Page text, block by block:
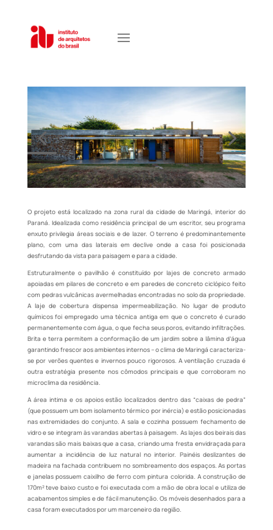
O projeto está localizado na zona rural da cidade de Maringá, interior do
Paraná. Idealizada como residência principal de um escritor, seu programa
enxuto privilegia áreas sociais e de lazer. O terreno é predominantemente
plano, com uma das laterais em declive onde a casa foi posicionada
desfrutando da vista para paisagem e para a cidade.
Estruturalmente o pavilhão é constituído por lajes de concreto armado
apoiadas em pilares de concreto e em paredes de concreto ciclópico feito
com pedras vulcânicas avermelhadas encontradas no solo da propriedade.
A laje de cobertura dispensa impermeabilização. No lugar de produto
químicos foi empregado uma técnica antiga em que o concreto é curado
permanentemente com água, o que fecha seus poros, evitando infiltrações.
Brita e terra permitem a conformação de um jardim sobre a lâmina d’água
garantindo frescor aos ambientes internos – o clima de Maringá caracteriza-
se por verões quentes e invernos pouco rigorosos. A ventilação cruzada é
outra estratégia presente nos cômodos principais e que corroboram no
microclima da residência.
A área intima e os apoios estão localizados dentro das “caixas de pedra”
(que possuem um bom isolamento térmico por inércia) e estão posicionadas
nas extremidades do conjunto. A sala e cozinha possuem fechamento de
vidro e se integram às varandas abertas à paisagem. As lajes dos beirais das
varandas são mais baixas que a casa, criando uma fresta envidraçada para
aumentar a incidência de luz natural no interior. Painéis deslizantes de
madeira na fachada contribuem no sombreamento dos espaços. As portas
e janelas possuem caixilho de ferro com pintura colorida. A construção de
170m² teve baixo custo e foi executada com a mão de obra local e utiliza de
acabamentos simples e de fácil manutenção. Os móveis desenhados para a
casa foram executados por um marceneiro da região.